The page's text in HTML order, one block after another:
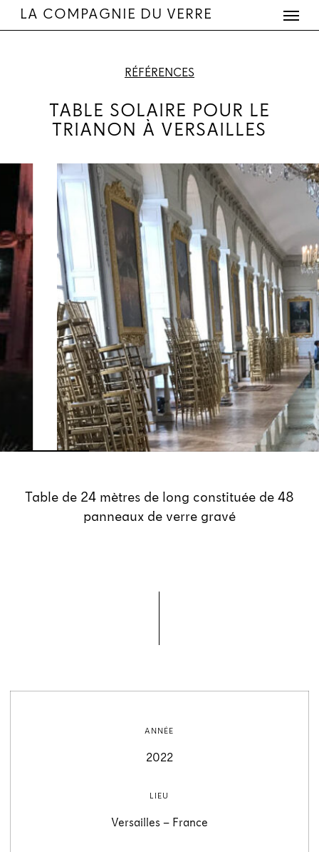
LA COMPAGNIE DU VERRE
RÉFÉRENCES
TABLE SOLAIRE POUR LE
TRIANON À VERSAILLES
Table de 24 mètres de long constituée de 48
panneaux de verre gravé
ANNÉE
2022
LIEU
Versailles – France